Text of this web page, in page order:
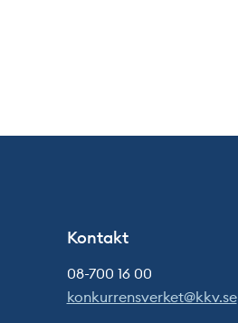
Kontakt
08-700 16 00
konkurrensverket@kkv.se